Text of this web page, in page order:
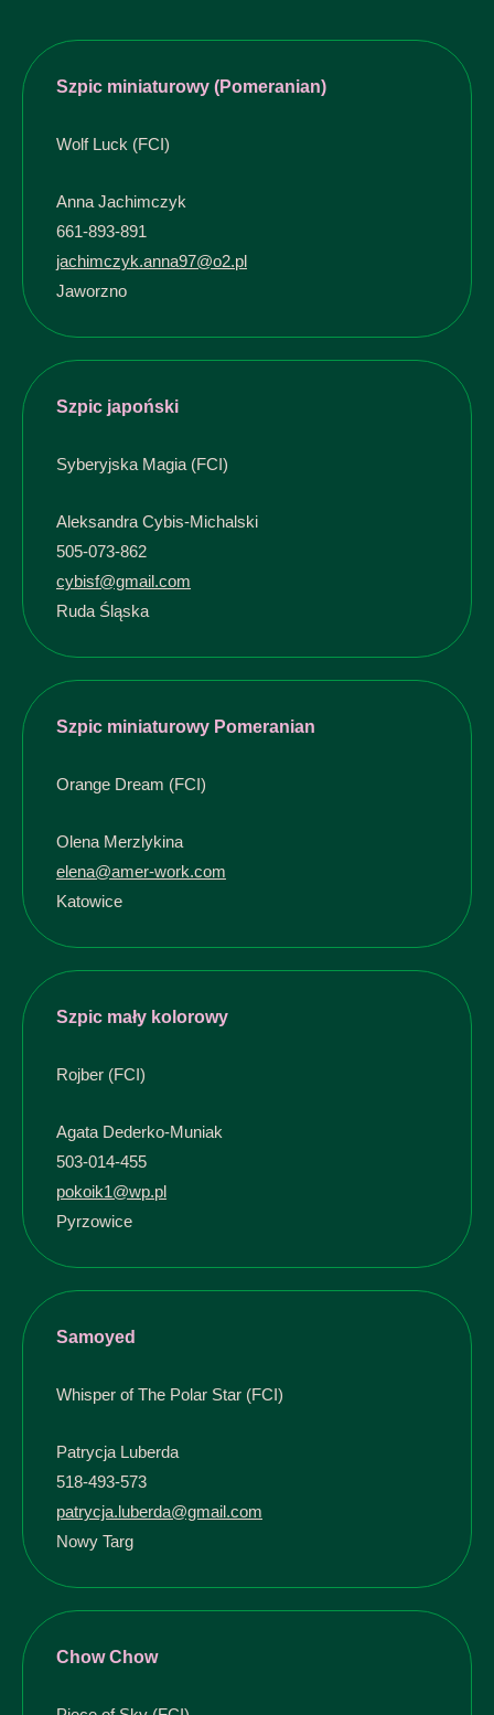
Szpic miniaturowy (Pomeranian)
Wolf Luck (FCI)
Anna Jachimczyk
661-893-891
jachimczyk.anna97@o2.pl
Jaworzno
Szpic japoński
Syberyjska Magia (FCI)
Aleksandra Cybis-Michalski
505-073-862
cybisf@gmail.com
Ruda Śląska
Szpic miniaturowy Pomeranian
Orange Dream (FCI)
Olena Merzlykina
elena@amer-work.com
Katowice
Szpic mały kolorowy
Rojber (FCI)
Agata Dederko-Muniak
503-014-455
pokoik1@wp.pl
Pyrzowice
Samoyed
Whisper of The Polar Star (FCI)
Patrycja Luberda
518-493-573
patrycja.luberda@gmail.com
Nowy Targ
Chow Chow